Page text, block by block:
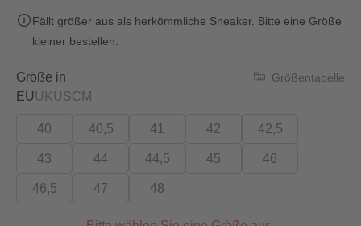
Fällt größer aus als herkömmliche Sneaker. Bitte eine Größe
kleiner bestellen.
Größe in
EUUKUSCM
Größentabelle
40 40,5 41 42 42,5
43 44 44,5 45 46
46,5 47 48